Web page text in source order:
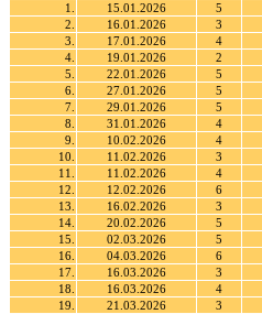
1.
15.01.2026 5
2.
16.01.2026 3
3.
17.01.2026 4
4.
19.01.2026 2
5.
22.01.2026 5
6.
27.01.2026 5
7.
29.01.2026 5
8.
31.01.2026 4
9.
10.02.2026 4
10.
11.02.2026 3
11.
11.02.2026 4
12.
12.02.2026 6
13.
16.02.2026 3
14.
20.02.2026 5
15.
02.03.2026 5
16.
04.03.2026 6
17.
16.03.2026 3
18.
16.03.2026 4
19.
21.03.2026 3